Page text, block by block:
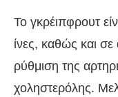
Το γκρέιπφρουτ
ίνες, καθώς και
ρύθμιση της
χοληστερόλης.